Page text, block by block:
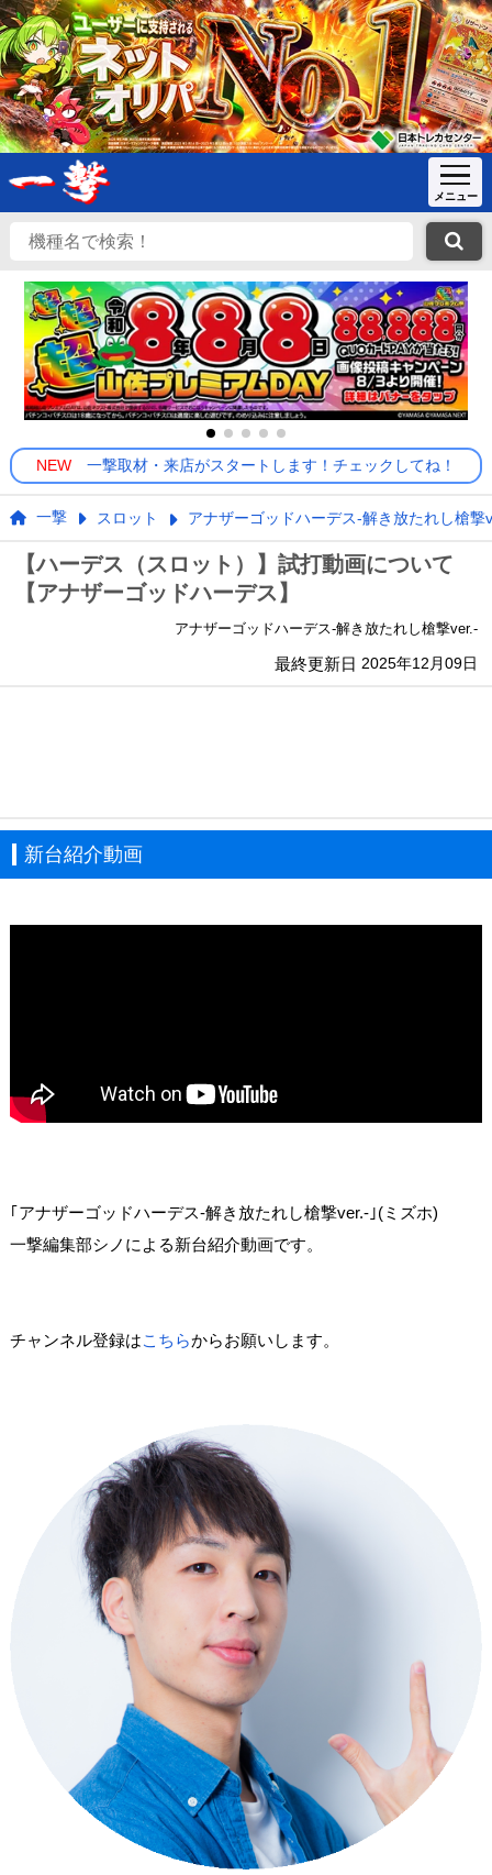
NEW 一撃取材・来店がスタートします！チェックしてね！
一撃 スロット アナザーゴッドハーデス-解き放たれし槍撃
【ハーデス（スロット）】試打動画について
【アナザーゴッドハーデス】
アナザーゴッドハーデス-解き放たれし槍撃ver.-
最終更新日 2025年12月09日
新台紹介動画
｢アナザーゴッドハーデス-解き放たれし槍撃ver.-｣(ミズホ)
一撃編集部シノによる新台紹介動画です。
チャンネル登録はこちらからお願いします。